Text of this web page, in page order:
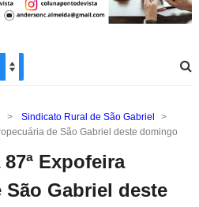
> Sindicato Rural de São Gabriel
>
de São Gabriel deste domingo
Expofeira
Gabriel deste